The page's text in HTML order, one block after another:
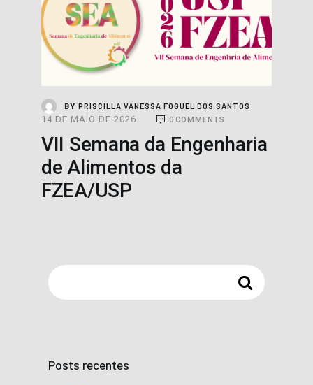
PROJETOS
BY PRISCILLA VANESSA FOGUEL DOS SANTOS
14 DE MAIO DE 2026 0 COMMENTS
VII Semana da Engenharia
de Alimentos da
FZEA/USP
Posts recentes